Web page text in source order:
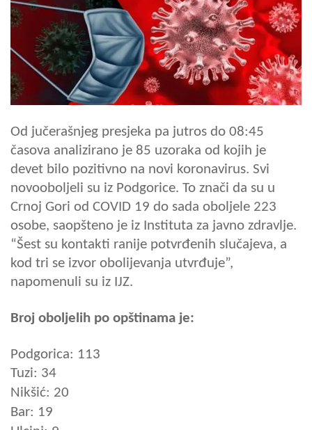
Od jučerašnjeg presjeka pa jutros do 08:45
časova analizirano je 85 uzoraka od kojih je
devet bilo pozitivno na novi koronavirus. Svi
novooboljeli su iz Podgorice. To znači da su u
Crnoj Gori od COVID 19 do sada oboljele 223
osobe, saopšteno je iz Instituta za javno zdravlje.
“Šest su kontakti ranije potvrđenih slučajeva, a
kod tri se izvor obolijevanja utvrđuje”,
napomenuli su iz IJZ.
Broj oboljelih po opštinama je:
Podgorica: 113
Tuzi: 34
Nikšić: 20
Bar: 19